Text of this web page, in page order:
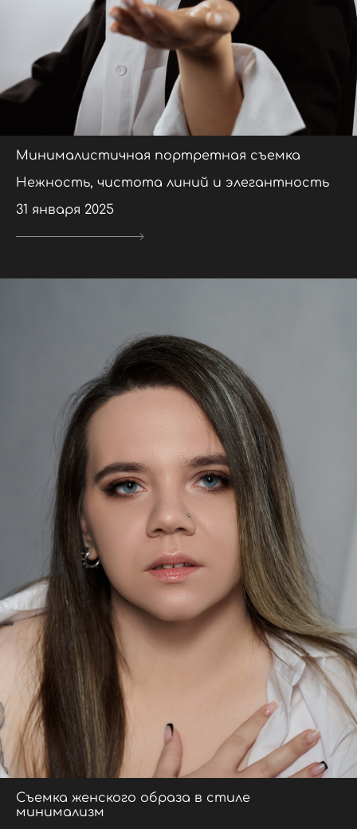
Минималистичная портретная съемка
Нежность, чистота линий и элегантность
31 января 2025
Съемка женского образа в стиле
минимализм